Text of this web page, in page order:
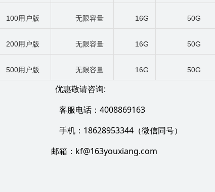
100用户版 无限容量 16G 50G
200用户版 无限容量 16G 50G
500用户版 无限容量 16G 50G
优惠敬请咨询:
客服电话： 4008869163
手机： 18628953344 （微信同号）
邮箱： kf@163youxiang.com